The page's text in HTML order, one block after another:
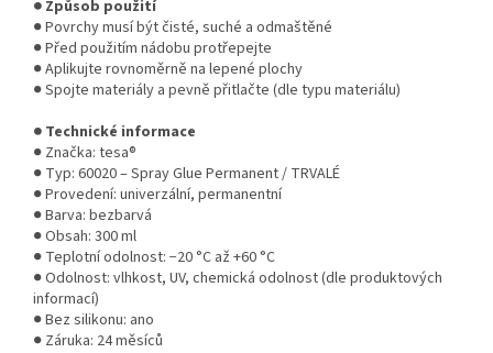
● Způsob použití
● Povrchy musí být čisté, suché a odmaštěné
● Před použitím nádobu protřepejte
● Aplikujte rovnoměrně na lepené plochy
● Spojte materiály a pevně přitlačte (dle typu materiálu)
● Technické informace
● Značka: tesa®
● Typ: 60020 – Spray Glue Permanent / TRVALÉ
● Provedení: univerzální, permanentní
● Barva: bezbarvá
● Obsah: 300 ml
● Teplotní odolnost: −20 °C až +60 °C
● Odolnost: vlhkost, UV, chemická odolnost (dle produktových
informací)
● Bez silikonu: ano
● Záruka: 24 měsíců